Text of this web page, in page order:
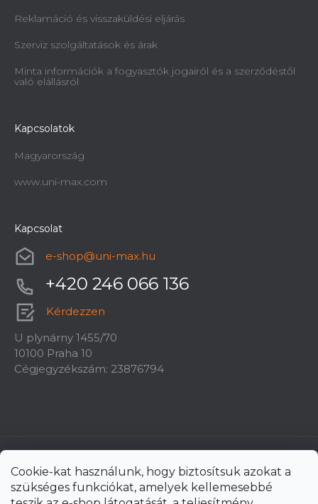
Cookie-kat használunk, hogy biztosítsuk azokat a
szükséges funkciókat, amelyek kellemesebbé
Reklamáció és visszaküldési eljárás
Szerviz szolgáltatások és árak
Minta információk a fogyasztók jogairól és a szerződéstől
való elállásról
Kapcsolatok
Magyarország
www.uni-max.com
Kapcsolat
e-shop@uni-max.hu
+420 246 066 136
Kérdezzen
U plynárny 1455/70
10100 Praha 10
Cégjegyzékszám: 23876794